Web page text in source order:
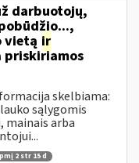
darbuotojų,
vietą ir
priskiriamos
skelbiama:
sąlygomis
mainais arba
2 str 15 d